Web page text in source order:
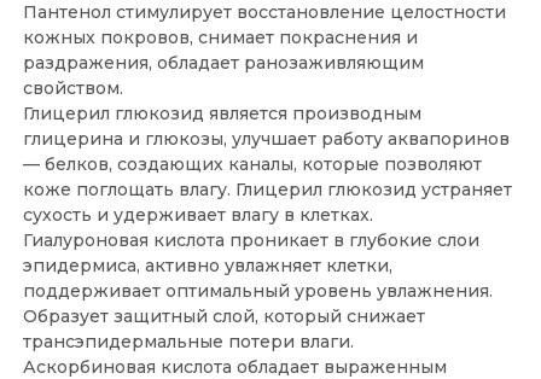
Пантенол стимулирует восстановление целостности
кожных покровов, снимает покраснения и
раздражения, обладает ранозаживляющим
свойством.
Глицерил глюкозид является производным
глицерина и глюкозы, улучшает работу аквапоринов
— белков, создающих каналы, которые позволяют
коже поглощать влагу. Глицерил глюкозид устраняет
сухость и удерживает влагу в клетках.
Гиалуроновая кислота проникает в глубокие слои
эпидермиса, активно увлажняет клетки,
поддерживает оптимальный уровень увлажнения.
Образует защитный слой, который снижает
трансэпидермальные потери влаги.
Аскорбиновая кислота обладает выраженным